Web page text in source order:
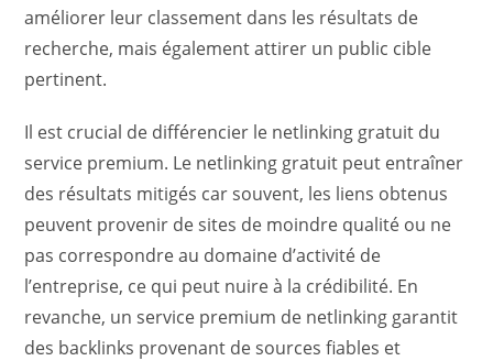
améliorer leur classement dans les résultats de
recherche, mais également attirer un public cible
pertinent.
Il est crucial de différencier le netlinking gratuit du
service premium. Le netlinking gratuit peut entraîner
des résultats mitigés car souvent, les liens obtenus
peuvent provenir de sites de moindre qualité ou ne
pas correspondre au domaine d’activité de
l’entreprise, ce qui peut nuire à la crédibilité. En
revanche, un service premium de netlinking garantit
des backlinks provenant de sources fiables et